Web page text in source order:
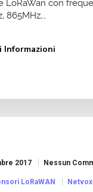
LoRaWan con
865MHz,…
Informazioni
2017 Nessun
LoRaWAN Netvox